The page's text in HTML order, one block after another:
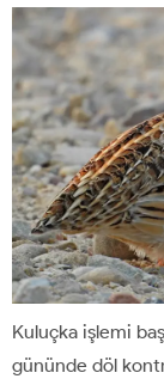
Kuluçka işlemi
gününde döl